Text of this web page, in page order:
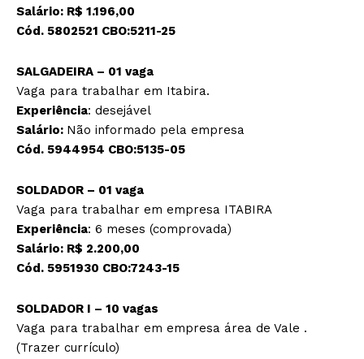
Salário: R$ 1.196,00
Cód. 5802521 CBO:5211-25
SALGADEIRA – 01 vaga
Vaga para trabalhar em Itabira.
Experiência: desejável
Salário: Não informado pela empresa
Cód. 5944954 CBO:5135-05
SOLDADOR – 01 vaga
Vaga para trabalhar em empresa ITABIRA
Experiência: 6 meses (comprovada)
Salário: R$ 2.200,00
Cód. 5951930 CBO:7243-15
SOLDADOR I – 10 vagas
Vaga para trabalhar em empresa área de Vale .
(Trazer currículo)